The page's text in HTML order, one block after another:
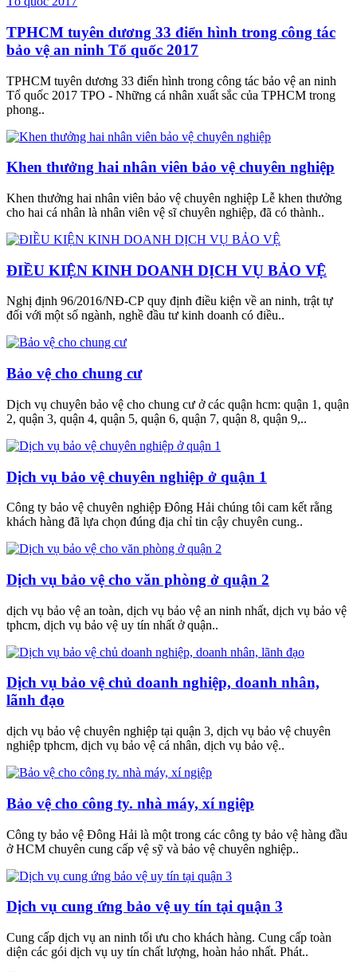
TPHCM tuyên dương 33 điển hình trong công tác
bảo vệ an ninh Tổ quốc 2017
TPHCM tuyên dương 33 điển hình trong công tác bảo vệ an ninh
Tổ quốc 2017 TPO - Những cá nhân xuất sắc của TPHCM trong
phong..
Khen thưởng hai nhân viên bảo vệ chuyên nghiệp
Khen thưởng hai nhân viên bảo vệ chuyên nghiệp Lễ khen thưởng
cho hai cá nhân là nhân viên vệ sĩ chuyên nghiệp, đã có thành..
ĐIỀU KIỆN KINH DOANH DỊCH VỤ BẢO VỆ
Nghị định 96/2016/NĐ-CP quy định điều kiện về an ninh, trật tự
đối với một số ngành, nghề đầu tư kinh doanh có điều..
Bảo vệ cho chung cư
Dịch vụ chuyên bảo vệ cho chung cư ở các quận hcm: quận 1, quận
2, quận 3, quận 4, quận 5, quận 6, quận 7, quận 8, quận 9,..
Dịch vụ bảo vệ chuyên nghiệp ở quận 1
Công ty bảo vệ chuyên nghiệp Đông Hải chúng tôi cam kết rằng
khách hàng đã lựa chọn đúng địa chỉ tin cậy chuyên cung..
Dịch vụ bảo vệ cho văn phòng ở quận 2
dịch vụ bảo vệ an toàn, dịch vụ bảo vệ an ninh nhất, dịch vụ bảo vệ
tphcm, dịch vụ bảo vệ uy tín nhất ở quận..
Dịch vụ bảo vệ chủ doanh nghiệp, doanh nhân,
lãnh đạo
dịch vụ bảo vệ chuyên nghiệp tại quận 3, dịch vụ bảo vệ chuyên
nghiệp tphcm, dịch vụ bảo vệ cá nhân, dịch vụ bảo vệ..
Bảo vệ cho công ty. nhà máy, xí ngiệp
Công ty bảo vệ Đông Hải là một trong các công ty bảo vệ hàng đầu
ở HCM chuyên cung cấp vệ sỹ và bảo vệ chuyên nghiệp..
Dịch vụ cung ứng bảo vệ uy tín tại quận 3
Cung cấp dịch vụ an ninh tối ưu cho khách hàng. Cung cấp toàn
diện các gói dịch vụ uy tín chất lượng, hoàn hảo nhất. Phát..